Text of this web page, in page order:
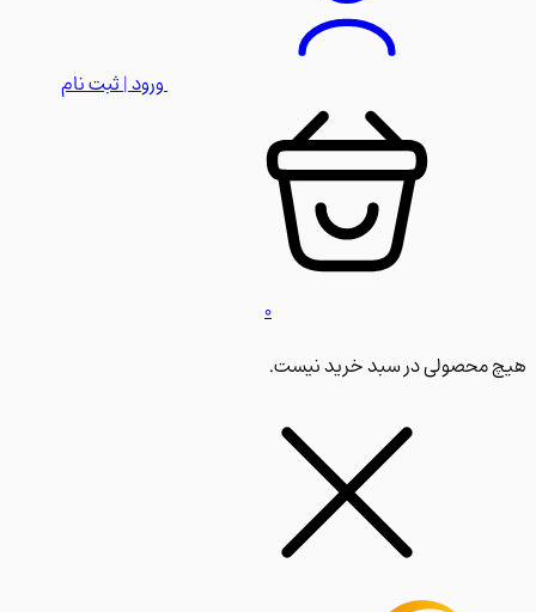
ورود | ثبت نام
در سبد خرید نیست.